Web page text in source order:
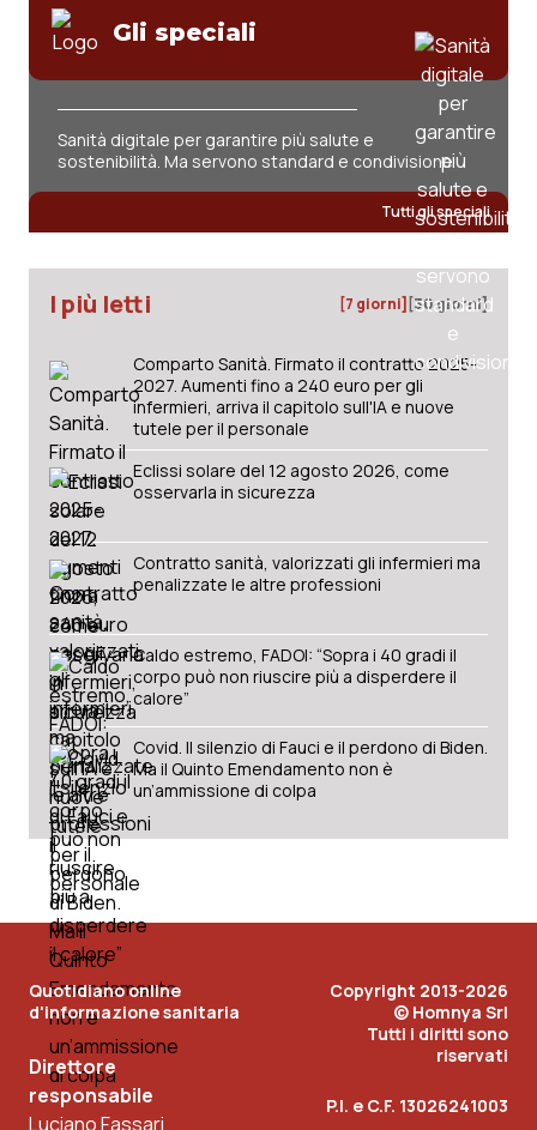
Gli speciali
Sanità digitale per garantire più salute e
sostenibilità. Ma servono standard e condivisione
Tutti gli speciali
I più letti [7 giorni] [30 giorni]
Comparto Sanità. Firmato il contratto 2025-
2027. Aumenti fino a 240 euro per gli
infermieri, arriva il capitolo sull'IA e nuove
tutele per il personale
Eclissi solare del 12 agosto 2026, come
osservarla in sicurezza
Contratto sanità, valorizzati gli infermieri ma
penalizzate le altre professioni
Caldo estremo, FADOI: “Sopra i 40 gradi il
corpo può non riuscire più a disperdere il
calore”
Covid. Il silenzio di Fauci e il perdono di Biden.
Ma il Quinto Emendamento non è
un’ammissione di colpa
Quotidiano online
d'informazione sanitaria
Direttore
responsabile
Luciano Fassari
Copyright 2013-2026
© Homnya Srl
Tutti i diritti sono
riservati
P.I. e C.F. 13026241003